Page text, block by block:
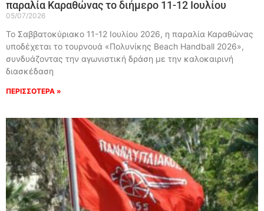
παραλία Καραθώνας το διήμερο 11-12 Ιουλίου
05/07/2026
Το Σαββατοκύριακο 11-12 Ιουλίου 2026, η παραλία Καραθώνας
υποδέχεται το τουρνουά «Πολυνίκης Beach Handball 2026»,
συνδυάζοντας την αγωνιστική δράση με την καλοκαιρινή
διασκέδαση
ΠΕΡΙΣΣΟΤΕΡΑ »